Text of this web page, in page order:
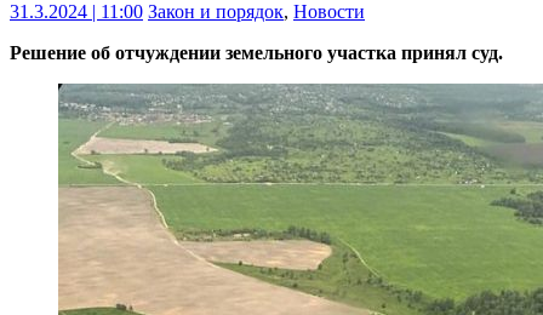
31.3.2024 | 11:00 Закон и порядок, Новости
Решение об отчуждении земельного участка принял суд.